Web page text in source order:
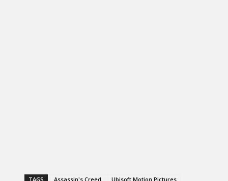
TAGS Assassin's Creed Ubisoft Motion Pictures